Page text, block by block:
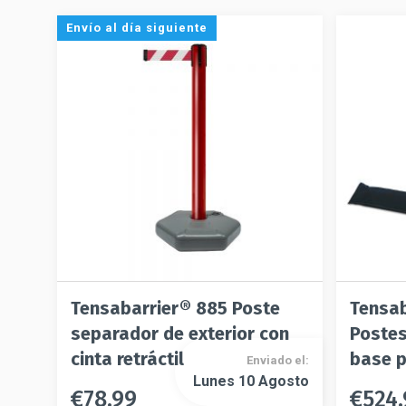
Envío al día siguiente
Tensabarrier® 885 Poste
separador de exterior con
cinta retráctil
Este
€78.99
Enviado el:
Lunes 10 Agosto
base
Este
€